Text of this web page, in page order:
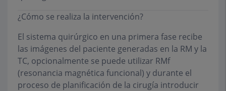
¿Cómo se realiza la intervención?
El sistema quirúrgico en una primera fase recibe
las imágenes del paciente generadas en la RM y la
TC, opcionalmente se puede utilizar RMf
(resonancia magnética funcional) y durante el
proceso de planificación de la cirugía introducir